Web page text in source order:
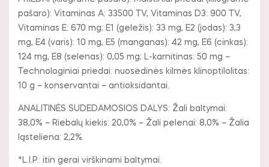
pašaro): Vitaminas A: 33500 TV, Vitaminas D3: 900 TV,
Vitaminas E: 670 mg; E1 (geležis): 33 mg, E2 (jodas): 3,3
mg, E4 (varis): 10 mg, E5 (manganas): 42 mg, E6 (cinkas):
124 mg, E8 (selenas): 0,05 mg; L-karnitinas: 50 mg –
Technologiniai priedai: nuosėdinės kilmės klinoptilolitas:
10 g – konservantai – antioksidantai.
ANALITINĖS SUDEDAMOSIOS DALYS: Žali baltymai:
38,0% – Riebalų kiekis: 20,0% – Žali pelenai: 8,0% – Žalia
ląsteliena: 2,2%.
*L.I.P.: itin gerai virškinami baltymai.